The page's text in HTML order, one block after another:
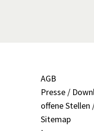
AGB
Presse /
offene Stellen
Sitemap